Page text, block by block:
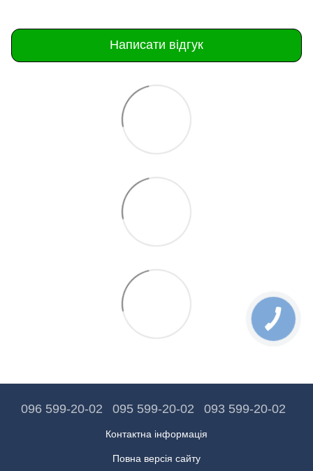
Написати відгук
096 599-20-02 095 599-20-02 093 599-20-02
Контактна інформація
Повна версія сайту